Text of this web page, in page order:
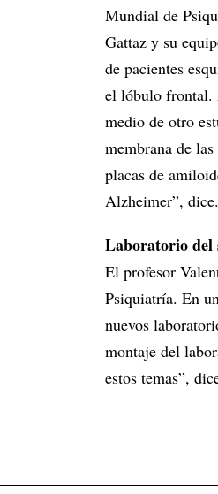
Mundial de
Gattaz y su
de pacientes
el lóbulo frontal.
medio de otro
membrana de
placas de
Alzheimer”, dice.
Laboratorio del
El profesor
Psiquiatría. En
nuevos
montaje del
estos temas”,